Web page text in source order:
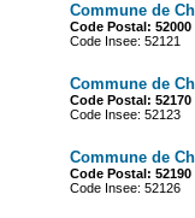
Commune de
Code Postal: 52000
Code Insee: 52121
Commune de
Code Postal: 52170
Code Insee: 52123
Commune de
Code Postal: 52190
Code Insee: 52126